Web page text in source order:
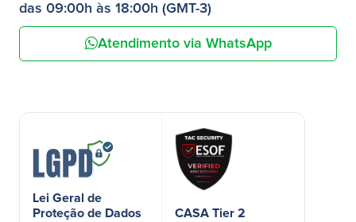
das 09:00h às 18:00h (GMT-3)
Atendimento via WhatsApp
Lei Geral de
Proteção de Dados
CASA Tier 2